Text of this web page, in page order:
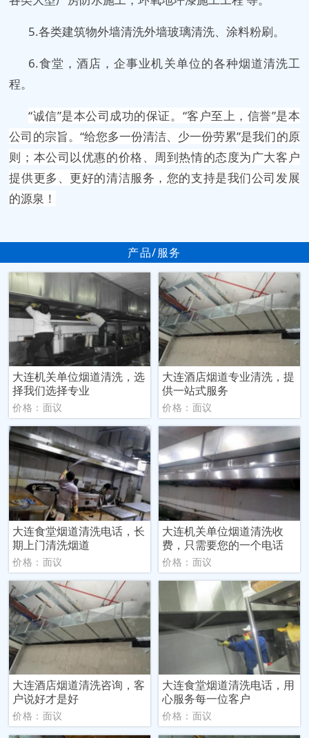
5.各类建筑物外墙清洗外墙玻璃清洗、涂料粉刷。
6.食堂，酒店，企事业机关单位的各种烟道清洗工
程。
“诚信”是本公司成功的保证。“客户至上，信誉”是本
公司的宗旨。“给您多一份清洁、少一份劳累”是我们的原
则；本公司以优惠的价格、周到热情的态度为广大客户
提供更多、更好的清洁服务，您的支持是我们公司发展
的源泉！
产品/服务
大连机关单位烟道清洗，选
择我们选择专业
价格：面议
大连酒店烟道专业清洗，提
供一站式服务
价格：面议
大连食堂烟道清洗电话，长
期上门清洗烟道
价格：面议
大连机关单位烟道清洗收
费，只需要您的一个电话
价格：面议
大连酒店烟道清洗咨询，客
户说好才是好
价格：面议
大连食堂烟道清洗电话，用
心服务每一位客户
价格：面议